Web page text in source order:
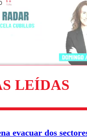
LEÍDAS
evacuar dos